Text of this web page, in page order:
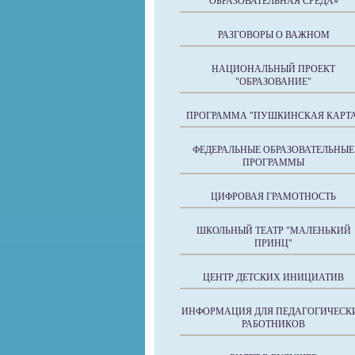
РАЗГОВОРЫ О ВАЖНОМ
НАЦИОНАЛЬНЫЙ ПРОЕКТ
"ОБРАЗОВАНИЕ"
ПРОГРАММА "ПУШКИНСКАЯ
ФЕДЕРАЛЬНЫЕ ОБРАЗОВАТЕЛЬНЫЕ
ПРОГРАММЫ
ЦИФРОВАЯ ГРАМОТНОСТЬ
ШКОЛЬНЫЙ ТЕАТР "МАЛЕНЬКИЙ
ПРИНЦ"
ЦЕНТР ДЕТСКИХ ИНИЦИАТИВ
ИНФОРМАЦИЯ ДЛЯ
РАБОТНИКОВ